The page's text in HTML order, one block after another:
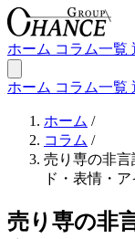
ホーム コラム一覧
ホーム コラム一覧
ホーム /
コラム /
売り専の非
ド・表情・
売り専の非